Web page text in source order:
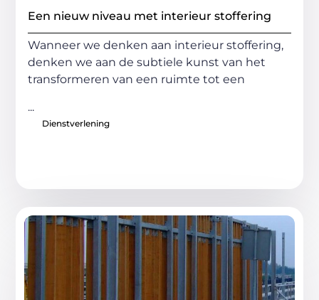
Een nieuw niveau met interieur stoffering
Wanneer we denken aan interieur stoffering,
denken we aan de subtiele kunst van het
transformeren van een ruimte tot een
...
Dienstverlening